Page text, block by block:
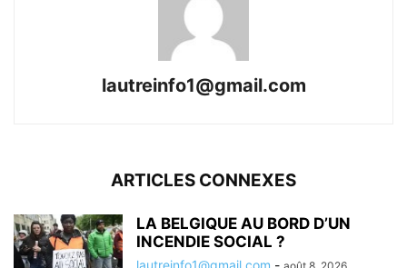
lautreinfo1@gmail.com
ARTICLES CONNEXES
LA BELGIQUE AU BORD D’UN
INCENDIE SOCIAL ?